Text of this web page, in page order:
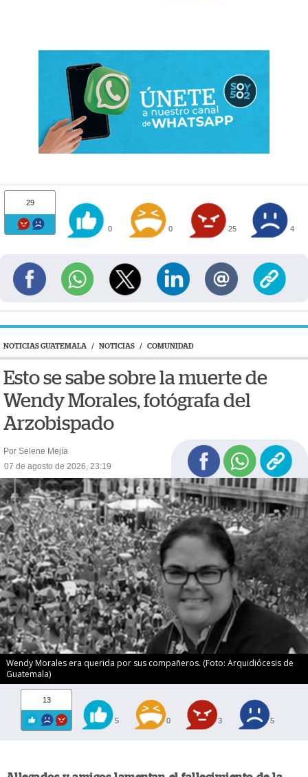
29
0 0 25 4
NOTICIAS GUATEMALA / NOTICIAS / COMUNIDAD
Esto se sabe sobre la muerte de
Wendy Morales, fotógrafa del
Arzobispado
Por Selene Mejía
07 de agosto de 2026, 23:19
Wendy Morales era querida por sus compañeros. (Foto: Arquidiócesis de
Guatemala)
13
5 0 3 5